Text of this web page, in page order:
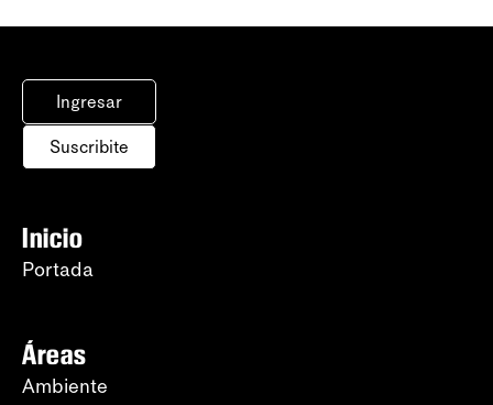
Ingresar
Suscribite
Inicio
Portada
Áreas
Ambiente